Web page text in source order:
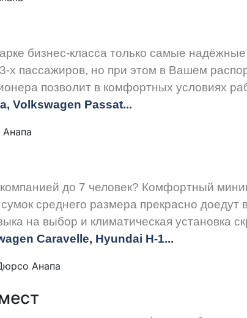
бизнес-класса только самые
х пассажиров, но при этом в Вашем
позволит в комфортных условиях
Volkswagen Passat...
до 7 человек? Комфортный
среднего размера прекрасно
на выбор и климатическая установка
Caravelle, Hyundai H-1...